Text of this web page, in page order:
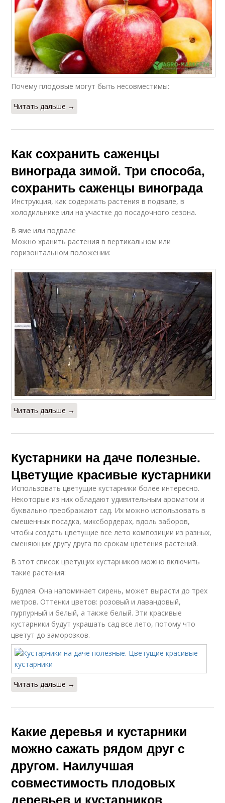
Почему плодовые могут быть несовместимы:
Читать дальше →
Как сохранить саженцы
винограда зимой. Три способа,
сохранить саженцы винограда
Инструкция, как содержать растения в подвале, в
холодильнике или на участке до посадочного сезона.
В яме или подвале
Можно хранить растения в вертикальном или
горизонтальном положении:
Читать дальше →
Кустарники на даче полезные.
Цветущие красивые кустарники
Использовать цветущие кустарники более интересно.
Некоторые из них обладают удивительным ароматом и
буквально преображают сад. Их можно использовать в
смешенных посадка, миксбордерах, вдоль заборов,
чтобы создать цветущие все лето композиции из разных,
сменяющих другу друга по срокам цветения растений.
В этот список цветущих кустарников можно включить
такие растения:
Будлея. Она напоминает сирень, может вырасти до трех
метров. Оттенки цветов: розовый и лавандовый,
пурпурный и белый, а также белый. Эти красивые
кустарники будут украшать сад все лето, потому что
цветут до заморозков.
Читать дальше →
Какие деревья и кустарники
можно сажать рядом друг с
другом. Наилучшая
совместимость плодовых